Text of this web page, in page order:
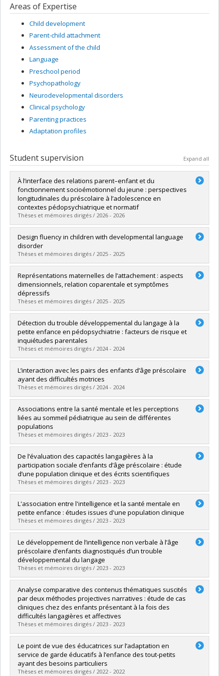
Areas of Expertise
Child development
Parent-child attachment
Assessment of the child
Language
Preschool period
Psychopathology
Neurodevelopmental disorders
Clinical psychology
Parenting practices
Adaptation profiles
Student supervision Expand all
À l’interface des relations parent–enfant et du
fonctionnement socioémotionnel du jeune : perspectives
longitudinales du préscolaire à l’adolescence en
contextes pédopsychiatrique et normatif
Thèses et mémoires dirigés / 2026 - 2026
Graduate :Marquis-Brideau, Camille
Cycle :Doctoral
Grade :Ph. D.
Lien vers le document dans Papyrus
Design fluency in children with developmental language
disorder
Thèses et mémoires dirigés / 2025 - 2025
Graduate :Séguin-Kaercher, Nakita
Cycle :Doctoral
Grade :D. Psy.
Lien vers le document dans Papyrus
Représentations maternelles de l’attachement : aspects
dimensionnels, relation coparentale et symptômes
dépressifs
Thèses et mémoires dirigés / 2025 - 2025
Graduate :Lafond-de Courval, Raphaëlle
Cycle :Doctoral
Grade :Ph. D.
Lien vers le document dans Papyrus
Détection du trouble développemental du langage à la
petite enfance en pédopsychiatrie : facteurs de risque et
inquiétudes parentales
Thèses et mémoires dirigés / 2024 - 2024
Graduate : Valade, Florence
Cycle :Doctoral
Grade :Ph. D.
Lien vers le document dans Papyrus
L’interaction avec les pairs des enfants d’âge préscolaire
ayant des difficultés motrices
Thèses et mémoires dirigés / 2024 - 2024
Graduate :Renaud, Florence
Cycle :Doctoral
Grade :D. Psy.
Lien vers le document dans Papyrus
Associations entre la santé mentale et les perceptions
liées au sommeil pédiatrique au sein de différentes
populations
Thèses et mémoires dirigés / 2023 - 2023
Graduate :Chénier-Leduc, Gabrielle
Cycle :Doctoral
Grade :Ph. D.
Lien vers le document dans Papyrus
De l’évaluation des capacités langagières à la
participation sociale d’enfants d’âge préscolaire : étude
d’une population clinique et des écrits scientifiques
Thèses et mémoires dirigés / 2023 - 2023
Graduate :Breault, Chantale
Cycle :Doctoral
Grade :Ph. D.
Lien vers le document dans Papyrus
L'association entre l'intelligence et la santé mentale en
petite enfance : études issues d'une population clinique
Thèses et mémoires dirigés / 2023 - 2023
Graduate :Labelle, Fannie
Cycle :Doctoral
Grade :Ph. D.
Lien vers le document dans Papyrus
Le développement de l’intelligence non verbale à l’âge
préscolaire d’enfants diagnostiqués d’un trouble
développemental du langage
Thèses et mémoires dirigés / 2023 - 2023
Graduate :Jauvin, Karine
Cycle :Doctoral
Grade :D. Psy.
Lien vers le document dans Papyrus
Analyse comparative des contenus thématiques suscités
par deux méthodes projectives narratives : étude de cas
cliniques chez des enfants présentant à la fois des
difficultés langagières et affectives
Thèses et mémoires dirigés / 2023 - 2023
Graduate :Rousseau, Marie-Andrée
Cycle :Doctoral
Grade :D. Psy.
Lien vers le document dans Papyrus
Le point de vue des éducatrices sur l’adaptation en
service de garde éducatifs à l’enfance des tout-petits
ayant des besoins particuliers
Thèses et mémoires dirigés / 2022 - 2022